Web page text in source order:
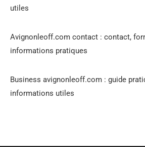
utiles
Avignonleoff.com contact : contact,
informations pratiques
Business avignonleoff.com : guide
informations utiles